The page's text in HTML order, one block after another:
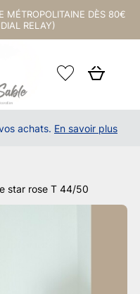
MÉTROPOLITAINE DÈS 80€
RELAY)
achats. En savoir plus
star rose T 44/50